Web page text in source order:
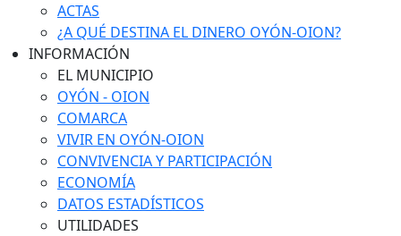
ACTAS
¿A QUÉ DESTINA EL DINERO OYÓN-OION?
INFORMACIÓN
EL MUNICIPIO
OYÓN - OION
COMARCA
VIVIR EN OYÓN-OION
CONVIVENCIA Y PARTICIPACIÓN
ECONOMÍA
DATOS ESTADÍSTICOS
UTILIDADES